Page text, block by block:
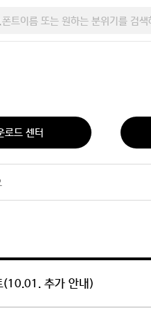
로드 센터
(10.01. 추가 안내)